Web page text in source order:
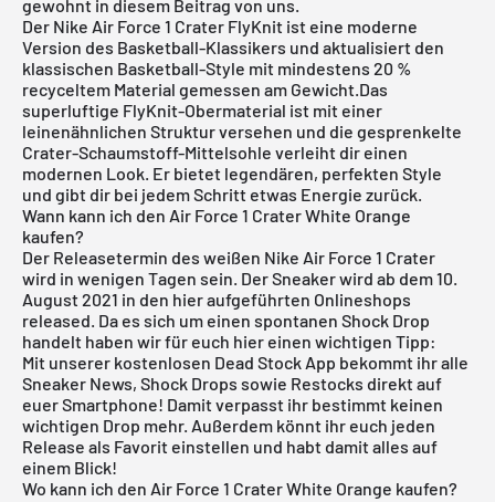
gewohnt in diesem Beitrag von uns.
Der Nike Air Force 1 Crater FlyKnit ist eine moderne
Version des Basketball-Klassikers und aktualisiert den
klassischen Basketball-Style mit mindestens 20 %
recyceltem Material gemessen am Gewicht.Das
superluftige FlyKnit-Obermaterial ist mit einer
leinenähnlichen Struktur versehen und die gesprenkelte
Crater-Schaumstoff-Mittelsohle verleiht dir einen
modernen Look. Er bietet legendären, perfekten Style
und gibt dir bei jedem Schritt etwas Energie zurück.
Wann kann ich den Air Force 1 Crater White Orange
kaufen?
Der Releasetermin des weißen Nike Air Force 1 Crater
wird in wenigen Tagen sein. Der Sneaker wird ab dem 10.
August 2021 in den hier aufgeführten Onlineshops
released. Da es sich um einen spontanen Shock Drop
handelt haben wir für euch hier einen wichtigen Tipp:
Mit unserer kostenlosen Dead Stock App bekommt ihr alle
Sneaker News, Shock Drops sowie Restocks direkt auf
euer Smartphone! Damit verpasst ihr bestimmt keinen
wichtigen Drop mehr. Außerdem könnt ihr euch jeden
Release als Favorit einstellen und habt damit alles auf
einem Blick!
Wo kann ich den Air Force 1 Crater White Orange kaufen?